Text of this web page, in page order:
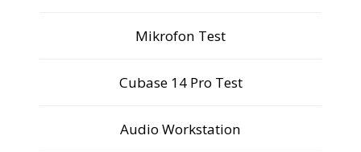
Mikrofon Test
Cubase 14 Pro Test
Audio Workstation